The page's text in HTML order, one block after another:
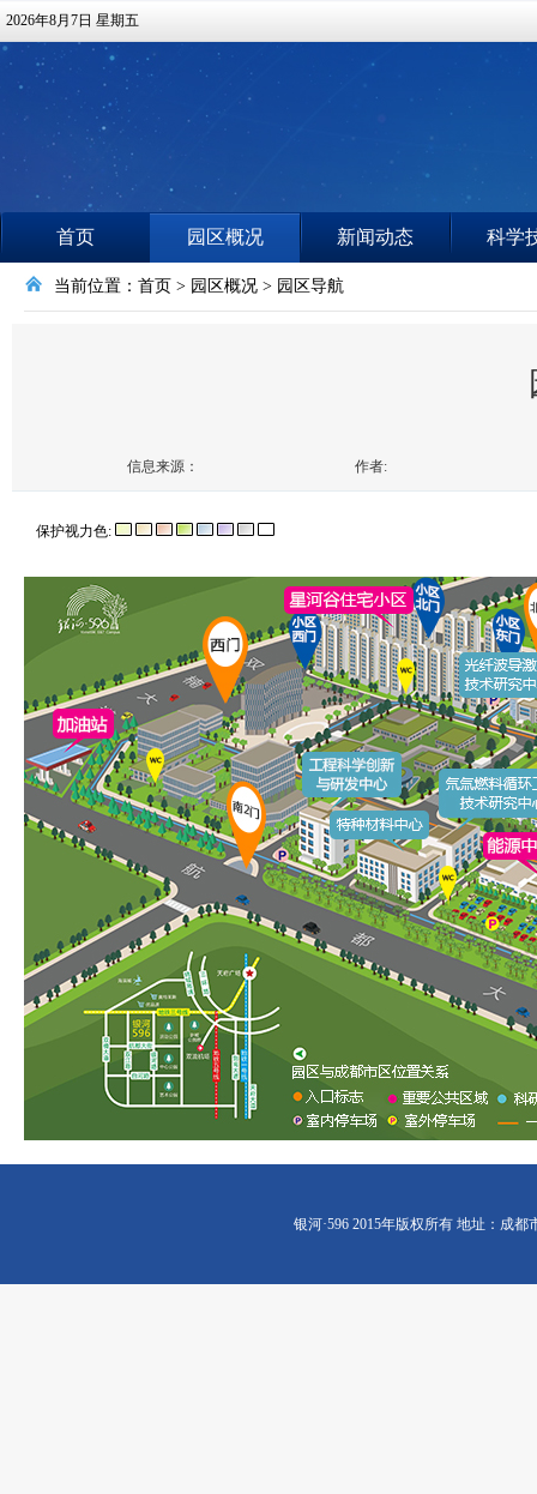
2026年8月7日 星期五
首页 园区概况 新闻动态 科学
当前位置： 首页 > 园区概况> 园区导航
信息来源： 作者:
保护视力色:
银河·596 2015年版权所有 地址：成